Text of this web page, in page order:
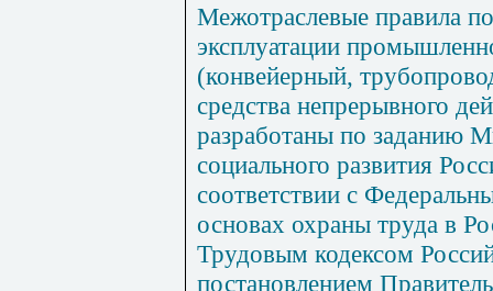
Межотраслевые правила
эксплуатации
(конвейерный,
средства непрерывного
разработаны по заданию
социального развития
соответствии с
основах охраны труда в
Трудовым кодексом
постановлением